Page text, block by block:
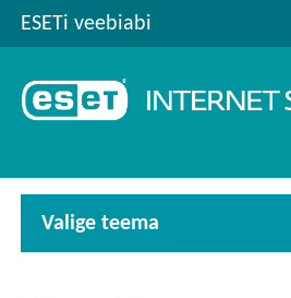
ESETi veebiabi
Valige teema